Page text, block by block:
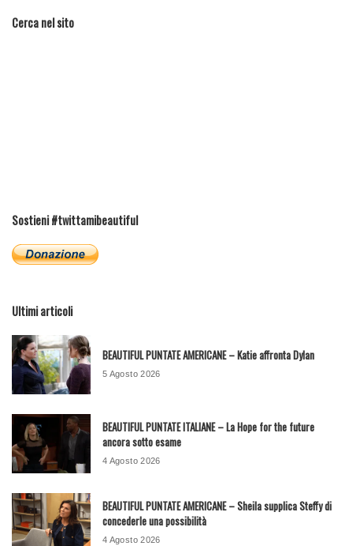
Cerca nel sito
Sostieni #twittamibeautiful
Ultimi articoli
BEAUTIFUL PUNTATE AMERICANE – Katie affronta Dylan
5 Agosto 2026
BEAUTIFUL PUNTATE ITALIANE – La Hope for the future
ancora sotto esame
4 Agosto 2026
BEAUTIFUL PUNTATE AMERICANE – Sheila supplica Steffy di
concederle una possibilità
4 Agosto 2026